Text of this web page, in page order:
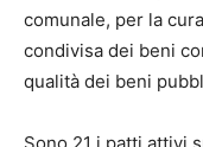
comunale, per la
condivisa dei beni
qualità dei beni